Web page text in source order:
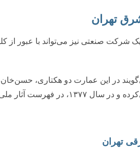
تهران
شرکت صنعتی نیز می‌تواند با عبور از
در این عمارت دو هکتاری،
آثار ملی به ثبت رسیده است.
تهران